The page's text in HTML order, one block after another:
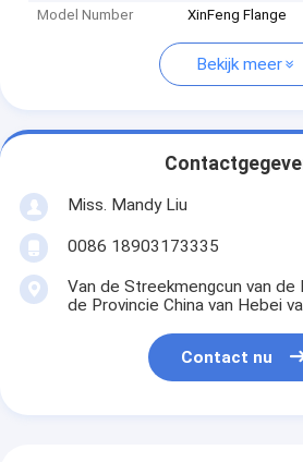
Model Number XinFeng Flange
Bekijk meer
Miss. Mandy Liu
0086 18903173335
Van de Streekmengcun van de
de Provincie China van Hebei
Contact nu